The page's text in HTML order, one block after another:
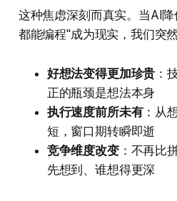
这种焦虑深刻而真实。当AI
都能编程"成为现实，我们突
好想法变得更加珍贵 ：
正的瓶颈是想法本身
执行速度前所未有：从
短，窗口期转瞬即逝
竞争维度改变：不再比
先想到、谁想得更深